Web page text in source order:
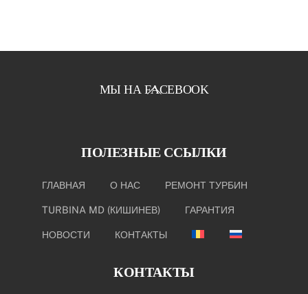
Back
МЫ НА FACEBOOK
ПОЛЕЗНЫЕ ССЫЛКИ
ГЛАВНАЯ О НАС РЕМОНТ ТУРБИН
TURBINA MD (КИШИНЕВ) ГАРАНТИЯ
НОВОСТИ КОНТАКТЫ
КОНТАКТЫ